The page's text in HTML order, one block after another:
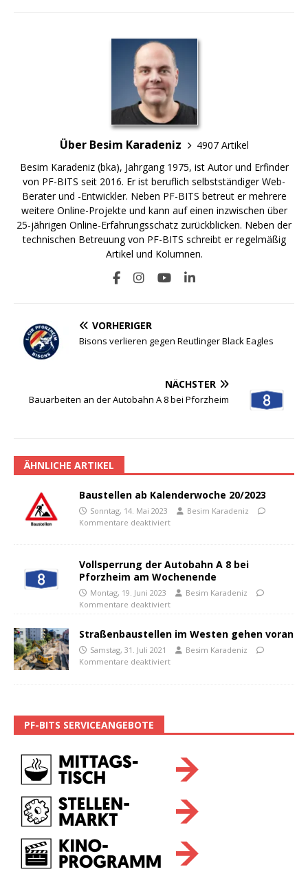
Über Besim Karadeniz
4907 Artikel
Besim Karadeniz (bka), Jahrgang 1975, ist Autor und Erfinder
von PF-BITS seit 2016. Er ist beruflich selbstständiger Web-
Berater und -Entwickler. Neben PF-BITS betreut er mehrere
weitere Online-Projekte und kann auf einen inzwischen über
25-jährigen Online-Erfahrungsschatz zurückblicken. Neben der
technischen Betreuung von PF-BITS schreibt er regelmäßig
Artikel und Kolumnen.
VORHERIGER
Bisons verlieren gegen Reutlinger Black Eagles
NÄCHSTER
Bauarbeiten an der Autobahn A 8 bei Pforzheim
ÄHNLICHE ARTIKEL
Baustellen ab Kalenderwoche 20/2023
Sonntag, 14. Mai 2023
Besim Karadeniz
Kommentare deaktiviert
Vollsperrung der Autobahn A 8 bei
Pforzheim am Wochenende
Montag, 19. Juni 2023
Besim Karadeniz
Kommentare deaktiviert
Straßenbaustellen im Westen gehen voran
Samstag, 31. Juli 2021
Besim Karadeniz
Kommentare deaktiviert
PF-BITS SERVICEANGEBOTE